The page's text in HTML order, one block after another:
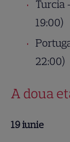
Turcia
19:00)
22:00)
A doua
19 iunie